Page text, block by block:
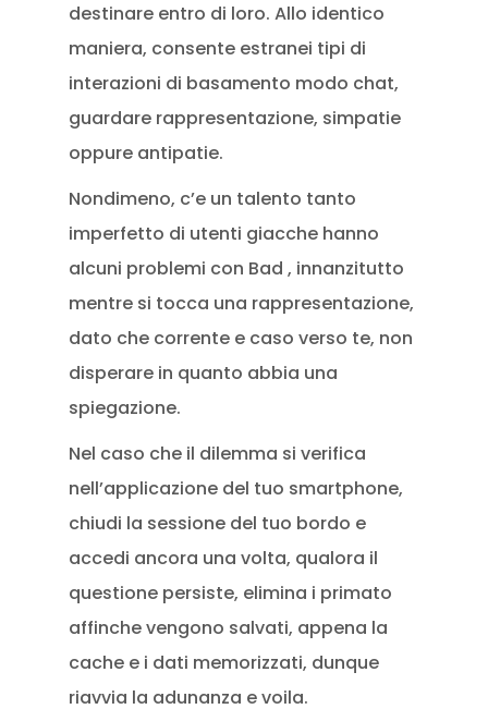
destinare entro di loro. Allo identico
maniera, consente estranei tipi di
interazioni di basamento modo chat,
guardare rappresentazione, simpatie
oppure antipatie.
Nondimeno, c’e un talento tanto
imperfetto di utenti giacche hanno
alcuni problemi con Bad , innanzitutto
mentre si tocca una rappresentazione,
dato che corrente e caso verso te, non
disperare in quanto abbia una
spiegazione.
Nel caso che il dilemma si verifica
nell’applicazione del tuo smartphone,
chiudi la sessione del tuo bordo e
accedi ancora una volta, qualora il
questione persiste, elimina i primato
affinche vengono salvati, appena la
cache e i dati memorizzati, dunque
riavvia la adunanza e voila.